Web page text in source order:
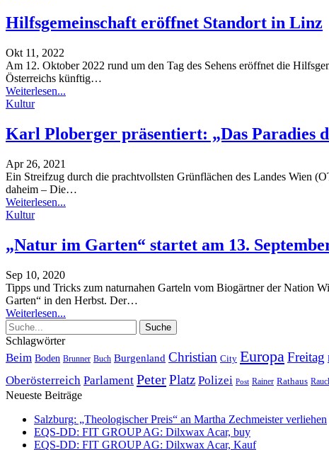
Hilfsgemeinschaft eröffnet Standort in Linz
Okt 11, 2022
Am 12. Oktober 2022 rund um den Tag des Sehens eröffnet die
Österreichs künftig…
Weiterlesen...
Kultur
Karl Ploberger präsentiert: „Das Paradies
Apr 26, 2021
Ein Streifzug durch die prachtvollsten Grünflächen des Landes Wien
daheim – Die…
Weiterlesen...
Kultur
„Natur im Garten“ startet am 13.
Sep 10, 2020
Tipps und Tricks zum naturnahen Garteln vom Biogärtner der Nation
Garten“ in den Herbst. Der…
Weiterlesen...
Schlagwörter
Beim Boden Brunner Buch Burgenland Christian City Europa Freitag
Oberösterreich Parlament PeterPlatz Polizei Post Rainer Rathaus
Neueste Beiträge
Salzburg: „Theologischer Preis“ an Martha Zechmeister verliehen
EQS-DD: FIT GROUP AG: Dilxwax Acar, buy
EQS-DD: FIT GROUP AG: Dilxwax Acar, Kauf